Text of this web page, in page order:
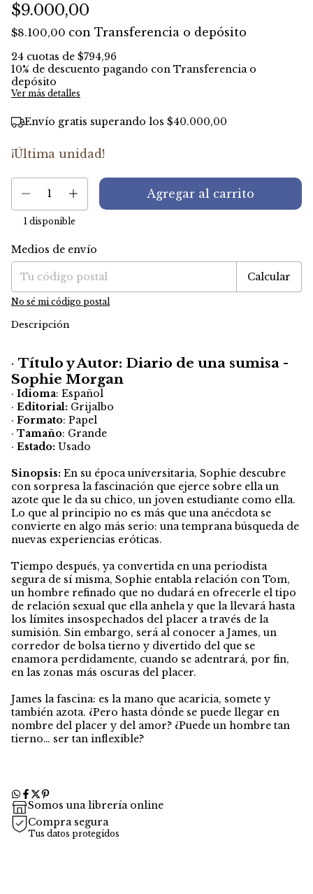
$9.000,00
$8.100,00 con Transferencia o depósito
24 cuotas de $794,96
10% de descuento pagando con Transferencia o
depósito
Ver más detalles
Envío gratis superando los $40.000,00
¡Última unidad!
1 disponible
Entregas para el CP:
Medios de envío
Calcular
No sé mi código postal
Descripción
· Título y Autor: Diario de una sumisa -
Sophie Morgan
· Idioma: Español
· Editorial: Grijalbo
· Formato: Papel
· Tamaño: Grande
· Estado: Usado
Sinopsis: En su época universitaria, Sophie descubre
con sorpresa la fascinación que ejerce sobre ella un
azote que le da su chico, un joven estudiante como ella.
Lo que al principio no es más que una anécdota se
convierte en algo más serio: una temprana búsqueda de
nuevas experiencias eróticas.
Tiempo después, ya convertida en una periodista
segura de sí misma, Sophie entabla relación con Tom,
un hombre refinado que no dudará en ofrecerle el tipo
de relación sexual que ella anhela y que la llevará hasta
los límites insospechados del placer a través de la
sumisión. Sin embargo, será al conocer a James, un
corredor de bolsa tierno y divertido del que se
enamora perdidamente, cuando se adentrará, por fin,
en las zonas más oscuras del placer.
James la fascina: es la mano que acaricia, somete y
también azota. ¿Pero hasta dónde se puede llegar en
nombre del placer y del amor? ¿Puede un hombre tan
tierno… ser tan inflexible?
Somos una librería online
Compra segura
Tus datos protegidos